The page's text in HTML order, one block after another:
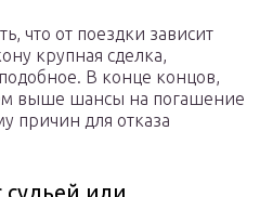
что от поездки зависит
крупная сделка,
В конце концов,
выше шансы на погашение
причин для отказа